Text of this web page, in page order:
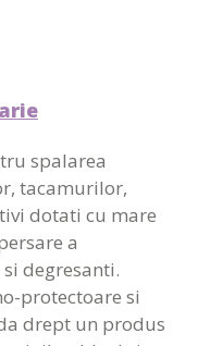
spalarea
tacamurilor,
dotati cu mare
a
degresanti.
protectoare si
drept un produs